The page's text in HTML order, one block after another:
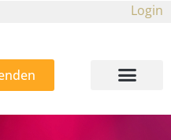
Login